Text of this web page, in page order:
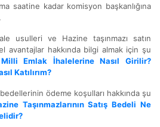
saatine kadar komisyon başkanlığına
usulleri ve Hazine taşınmazı satın
avantajlar hakkında bilgi almak için şu
Milli Emlak İhalelerine Nasıl Girilir?
Katılırım?
ödeme koşulları hakkında şu
Taşınmazlarının Satış Bedeli Ne